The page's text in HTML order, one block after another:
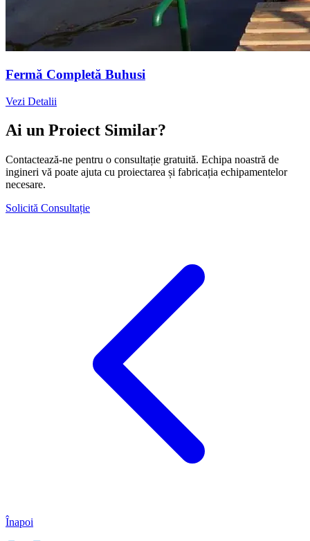
Fermă Completă Buhusi
Vezi Detalii
Ai un Proiect Similar?
Contactează-ne pentru o consultație gratuită. Echipa noastră de
ingineri vă poate ajuta cu proiectarea și fabricația echipamentelor
necesare.
Solicită Consultație
Înapoi